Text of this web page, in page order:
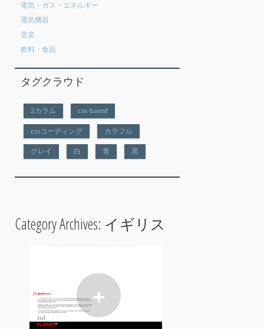
電気・ガス・エネルギー
電気機器
音楽
飲料・食品
タグクラウド
2カラム css-based
cssコーディング カラフル
グレイ 白 青 黒
Category Archives: イギリス
+